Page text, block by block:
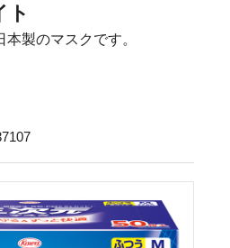
ト
製のマスクです。